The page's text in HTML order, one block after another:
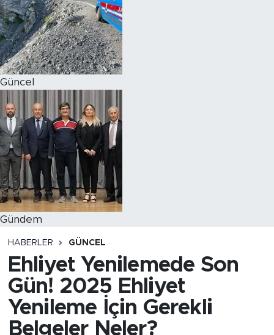
Güncel
Gündem
HABERLER GÜNCEL
Ehliyet Yenilemede Son
Gün! 2025 Ehliyet
Yenileme İçin Gerekli
Belgeler Neler?
Magazin
Özel Haber
Politika
Resmi İlanlar
Sağlık
Spor
Turizm